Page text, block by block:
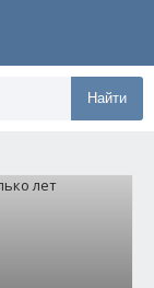
Найти